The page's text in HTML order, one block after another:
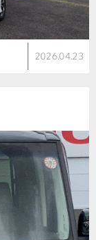
2026.04.23